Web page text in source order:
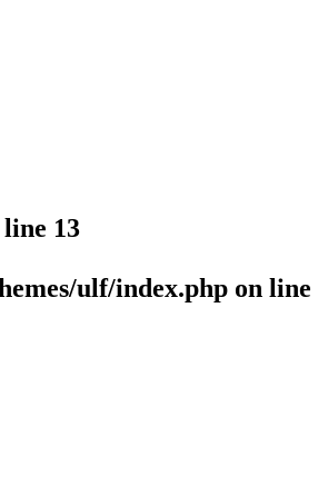
line 13
ulf/index.php on line